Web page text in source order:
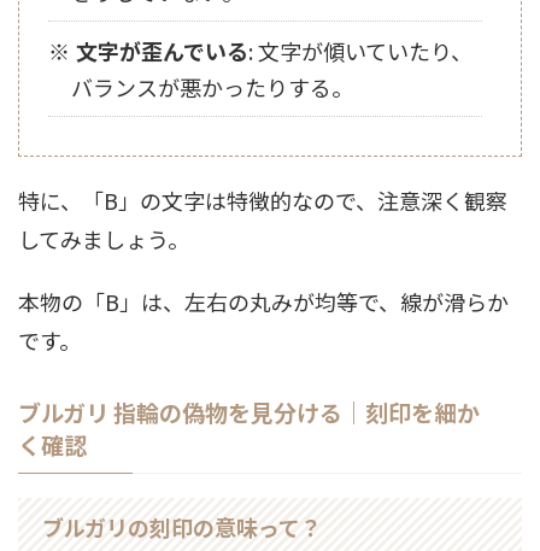
文字が歪んでいる: 文字が傾いていたり、
バランスが悪かったりする。
特に、「B」の文字は特徴的なので、注意深く観察
してみましょう。
本物の「B」は、左右の丸みが均等で、線が滑らか
です。
ブルガリ 指輪の偽物を見分ける｜刻印を細か
く確認
ブルガリの刻印の意味って？